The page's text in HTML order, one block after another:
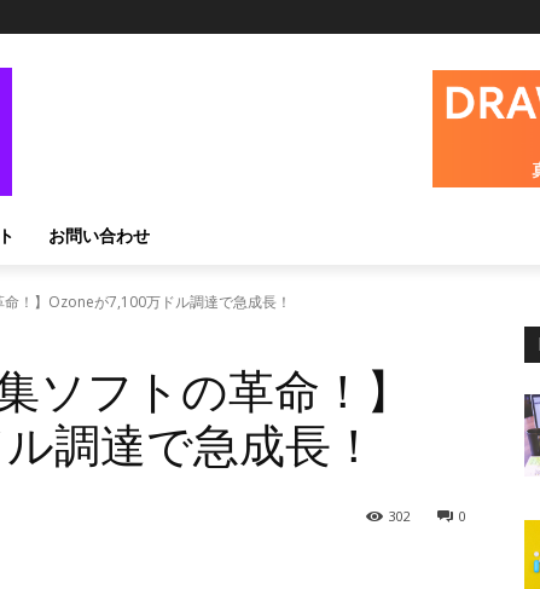
お問い合わせ
！】Ozoneが7,100万ドル調達で急成長！
ソフトの革命！】
調達で急成長！
0
302